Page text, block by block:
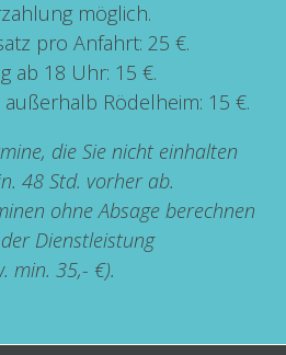
möglich.
pro Anfahrt: 25 €.
ab 18 Uhr: 15 €.
Rödelheim: 15 €.
die Sie nicht einhalten
48 Std. vorher ab.
ohne Absage berechnen
Dienstleistung
min. 35,- €).